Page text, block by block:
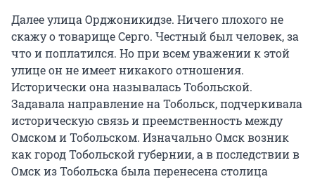
Далее улица Орджоникидзе. Ничего плохого не
скажу о товарище Серго. Честный был человек, за
что и поплатился. Но при всем уважении к этой
улице он не имеет никакого отношения.
Исторически она называлась Тобольской.
Задавала направление на Тобольск, подчеркивала
историческую связь и преемственность между
Омском и Тобольском. Изначально Омск возник
как город Тобольской губернии, а в последствии в
Омск из Тобольска была перенесена столица